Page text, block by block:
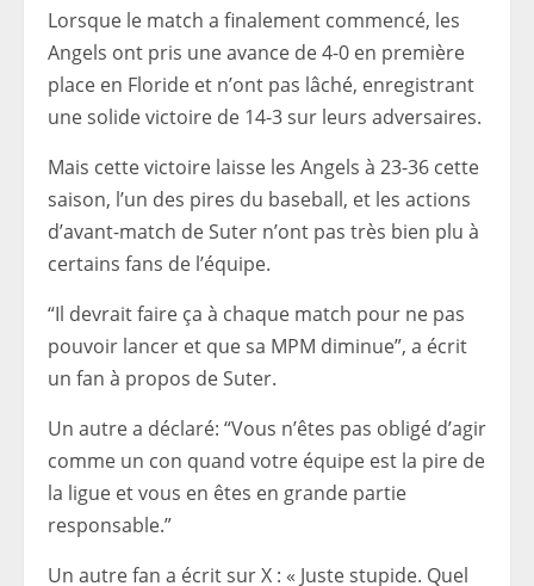
Lorsque le match a finalement commencé, les
Angels ont pris une avance de 4-0 en première
place en Floride et n’ont pas lâché, enregistrant
une solide victoire de 14-3 sur leurs adversaires.
Mais cette victoire laisse les Angels à 23-36 cette
saison, l’un des pires du baseball, et les actions
d’avant-match de Suter n’ont pas très bien plu à
certains fans de l’équipe.
“Il devrait faire ça à chaque match pour ne pas
pouvoir lancer et que sa MPM diminue”, a écrit
un fan à propos de Suter.
Un autre a déclaré: “Vous n’êtes pas obligé d’agir
comme un con quand votre équipe est la pire de
la ligue et vous en êtes en grande partie
responsable.”
Un autre fan a écrit sur X : « Juste stupide. Quel